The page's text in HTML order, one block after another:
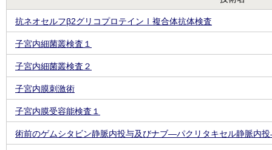
抗ネオセルフβ2グリコプロテインⅠ複合体抗体検査
子宮内細菌叢検査１
子宮内細菌叢検査２
子宮内膜刺激術
子宮内膜受容能検査１
術前のゲムシタビン静脈内投与及びナブ―パクリタキセル静脈内